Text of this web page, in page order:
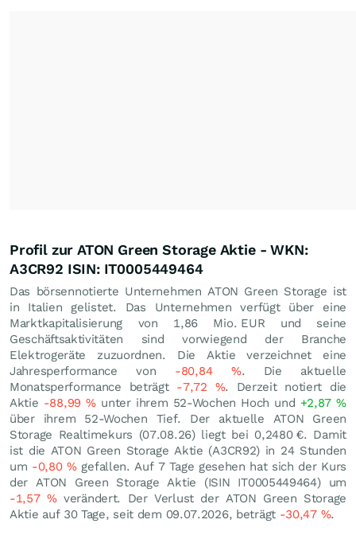
Profil zur ATON Green Storage Aktie - WKN:
A3CR92 ISIN: IT0005449464
Das börsennotierte Unternehmen ATON Green Storage ist
in Italien gelistet. Das Unternehmen verfügt über eine
Marktkapitalisierung von 1,86 Mio. EUR und seine
Geschäftsaktivitäten sind vorwiegend der Branche
Elektrogeräte zuzuordnen. Die Aktie verzeichnet eine
Jahresperformance von -80,84 %. Die aktuelle
Monatsperformance beträgt -7,72 %. Derzeit notiert die
Aktie -88,99%unter ihrem 52-Wochen Hoch und +2,87%
über ihrem 52-Wochen Tief. Der aktuelle ATON Green
Storage Realtimekurs (07.08.26) liegt bei 0,2480 €. Damit
ist die ATON Green Storage Aktie (A3CR92) in 24 Stunden
um -0,80%gefallen. Auf 7 Tage gesehen hat sich der Kurs
der ATON Green Storage Aktie (ISIN IT0005449464) um
-1,57 %verändert. Der Verlust der ATON Green Storage
Aktie auf 30 Tage, seit dem 09.07.2026, beträgt -30,47 %.